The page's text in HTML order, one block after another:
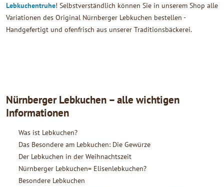
Lebkuchentruhe! Selbstverständlich können Sie in unserem Shop alle
Variationen des Original Nürnberger Lebkuchen bestellen -
Handgefertigt und ofenfrisch aus unserer Traditionsbäckerei.
Nürnberger Lebkuchen – alle wichtigen
Informationen
Was ist Lebkuchen?
Das Besondere am Lebkuchen: Die Gewürze
Der Lebkuchen in der Weihnachtszeit
Nürnberger Lebkuchen= Elisenlebkuchen?
Besondere Lebkuchen